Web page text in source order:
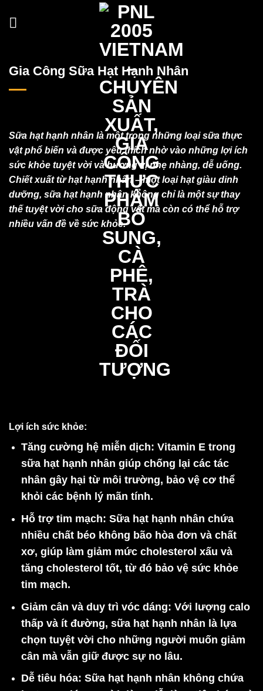
Gia Công Sữa Hạt Hạnh Nhân
Sữa hạt hạnh nhân là một trong những loại sữa thực
vật phổ biến và được yêu thích nhờ vào những lợi ích
sức khỏe tuyệt vời và hương vị nhẹ nhàng, dễ uống.
Chiết xuất từ hạt hạnh nhân – một loại hạt giàu dinh
dưỡng, sữa hạt hạnh nhân không chỉ là một sự thay
thế tuyệt vời cho sữa động vật mà còn có thể hỗ trợ
nhiều vấn đề về sức khỏe.
Lợi ích sức khỏe:
Tăng cường hệ miễn dịch: Vitamin E trong
sữa hạt hạnh nhân giúp chống lại các tác
nhân gây hại từ môi trường, bảo vệ cơ thể
khỏi các bệnh lý mãn tính.
Hỗ trợ tim mạch: Sữa hạt hạnh nhân chứa
nhiều chất béo không bão hòa đơn và chất
xơ, giúp làm giảm mức cholesterol xấu và
tăng cholesterol tốt, từ đó bảo vệ sức khỏe
tim mạch.
Giảm cân và duy trì vóc dáng: Với lượng calo
thấp và ít đường, sữa hạt hạnh nhân là lựa
chọn tuyệt vời cho những người muốn giảm
cân mà vẫn giữ được sự no lâu.
Dễ tiêu hóa: Sữa hạt hạnh nhân không chứa